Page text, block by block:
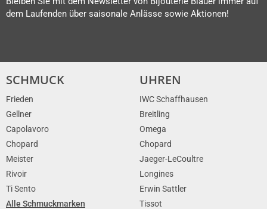
dem Laufenden über saisonale Anlässe sowie Aktionen!
SCHMUCK
Frieden
Gellner
Capolavoro
Chopard
Meister
Rivoir
Ti Sento
Alle Schmuckmarken
UHREN
IWC Schaffhausen
Breitling
Omega
Chopard
Jaeger-LeCoultre
Longines
Erwin Sattler
Tissot